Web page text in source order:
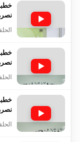
نصره
الحلقة 22 • ٩
نصره الله
الحلقة 23 • ٢
نصره الله
الحلقة 24 •